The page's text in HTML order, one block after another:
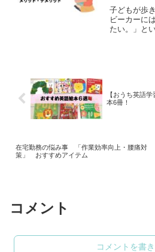
ト
子どもが歩
ビーカーに
たい。」と
【おうち英語
本6冊！
在宅勤務の悩み事 「作業効率向上・腰痛対
策」 おすすめアイテム
コメント
コメントを書